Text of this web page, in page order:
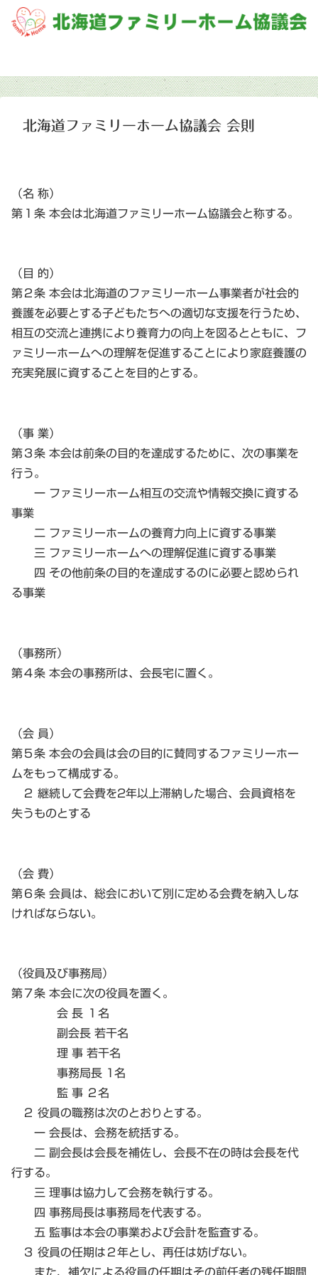
北海道ファミリーホーム協議会 会則
（名 称）
第１条 本会は北海道ファミリーホーム協議会と称する。
（目 的）
第２条 本会は北海道のファミリーホーム事業者が社会的
養護を必要とする子どもたちへの適切な支援を行うため、
相互の交流と連携により養育力の向上を図るとともに、フ
ァミリーホームへの理解を促進することにより家庭養護の
充実発展に資することを目的とする。
（事 業）
第３条 本会は前条の目的を達成するために、次の事業を
行う。
一 ファミリーホーム相互の交流や情報交換に資する
事業
二 ファミリーホームの養育力向上に資する事業
三 ファミリーホームへの理解促進に資する事業
四 その他前条の目的を達成するのに必要と認められ
る事業
（事務所）
第４条 本会の事務所は、会長宅に置く。
（会 員）
第５条 本会の会員は会の目的に賛同するファミリーホー
ムをもって構成する。
２ 継続して会費を2年以上滞納した場合、会員資格を
失うものとする
（会 費）
第６条 会員は、総会において別に定める会費を納入しな
ければならない。
（役員及び事務局）
第７条 本会に次の役員を置く。
会 長 １名
副会長 若干名
理 事 若干名
事務局長 1名
監 事 ２名
２ 役員の職務は次のとおりとする。
一 会長は、会務を統括する。
二 副会長は会長を補佐し、会長不在の時は会長を代
行する。
三 理事は協力して会務を執行する。
四 事務局長は事務局を代表する。
五 監事は本会の事業および会計を監査する。
３ 役員の任期は２年とし、再任は妨げない。
また、補欠による役員の任期はその前任者の残任期間